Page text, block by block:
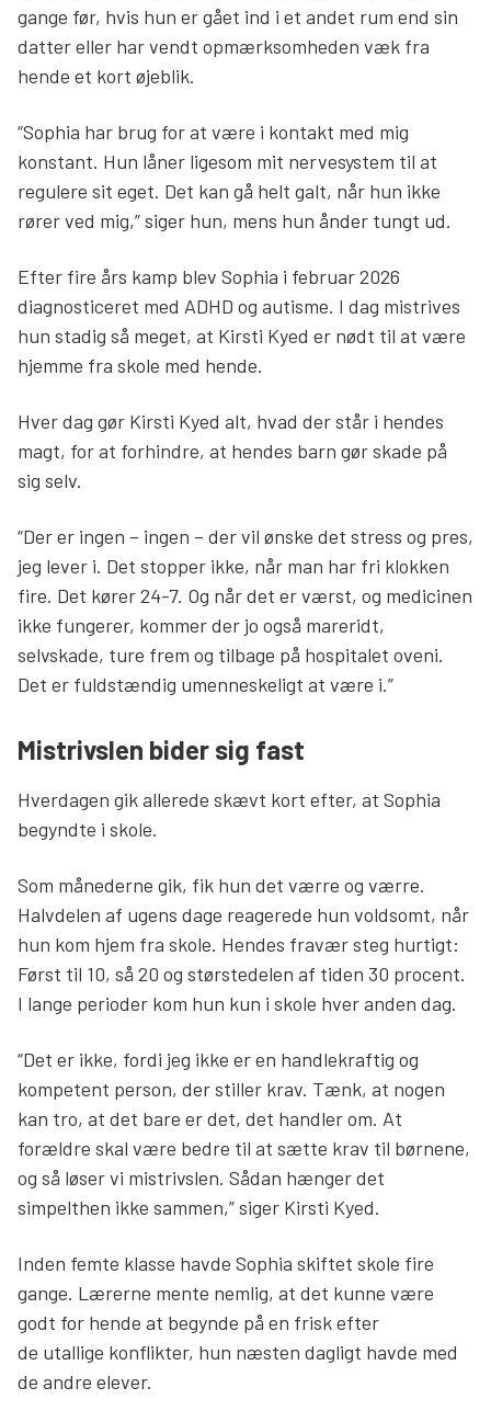
gange før, hvis hun er gået ind i et andet rum end sin
datter eller har vendt opmærksomheden væk fra
hende et kort øjeblik.
“Sophia har brug for at være i kontakt med mig
konstant. Hun låner ligesom mit nervesystem til at
regulere sit eget. Det kan gå helt galt, når hun ikke
rører ved mig,” siger hun, mens hun ånder tungt ud.
Efter fire års kamp blev Sophia i februar 2026
diagnosticeret med ADHD og autisme. I dag mistrives
hun stadig så meget, at Kirsti Kyed er nødt til at være
hjemme fra skole med hende.
Hver dag gør Kirsti Kyed alt, hvad der står i hendes
magt, for at forhindre, at hendes barn gør skade på
sig selv.
“Der er ingen – ingen – der vil ønske det stress og pres,
jeg lever i. Det stopper ikke, når man har fri klokken
fire. Det kører 24-7. Og når det er værst, og medicinen
ikke fungerer, kommer der jo også mareridt,
selvskade, ture frem og tilbage på hospitalet oveni.
Det er fuldstændig umenneskeligt at være i.”
Mistrivslen bider sig fast
Hverdagen gik allerede skævt kort efter, at Sophia
begyndte i skole.
Som månederne gik, fik hun det værre og værre.
Halvdelen af ugens dage reagerede hun voldsomt, når
hun kom hjem fra skole. Hendes fravær steg hurtigt:
Først til 10, så 20 og størstedelen af tiden 30 procent.
I lange perioder kom hun kun i skole hver anden dag.
“Det er ikke, fordi jeg ikke er en handlekraftig og
kompetent person, der stiller krav. Tænk, at nogen
kan tro, at det bare er det, det handler om. At
forældre skal være bedre til at sætte krav til børnene,
og så løser vi mistrivslen. Sådan hænger det
simpelthen ikke sammen,” siger Kirsti Kyed.
Inden femte klasse havde Sophia skiftet skole fire
gange. Lærerne mente nemlig, at det kunne være
godt for hende at begynde på en frisk efter
de utallige konflikter, hun næsten dagligt havde med
de andre elever.